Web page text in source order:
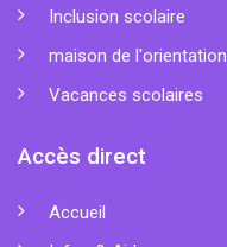
Inclusion scolaire
maison de l'orientation
Vacances scolaires
Accès direct
Accueil